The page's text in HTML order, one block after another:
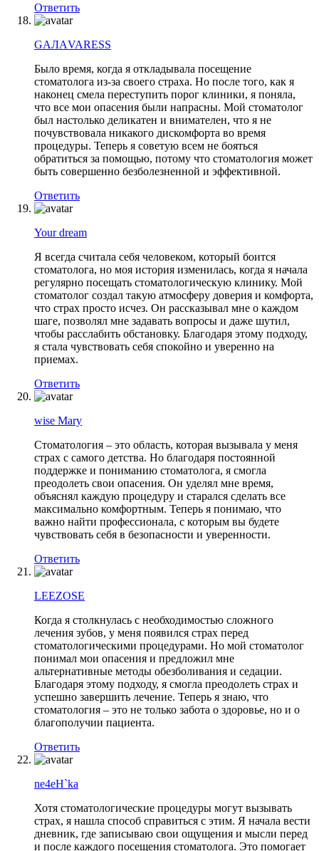
Ответить
GAЛАVARESS
Было время, когда я откладывала посещение
стоматолога из-за своего страха. Но после того, как я
наконец смела переступить порог клиники, я поняла,
что все мои опасения были напрасны. Мой стоматолог
был настолько деликатен и внимателен, что я не
почувствовала никакого дискомфорта во время
процедуры. Теперь я советую всем не бояться
обратиться за помощью, потому что стоматология может
быть совершенно безболезненной и эффективной.
Ответить
Your dream
Я всегда считала себя человеком, который боится
стоматолога, но моя история изменилась, когда я начала
регулярно посещать стоматологическую клинику. Мой
стоматолог создал такую атмосферу доверия и комфорта,
что страх просто исчез. Он рассказывал мне о каждом
шаге, позволял мне задавать вопросы и даже шутил,
чтобы расслабить обстановку. Благодаря этому подходу,
я стала чувствовать себя спокойно и уверенно на
приемах.
Ответить
wise Mary
Стоматология – это область, которая вызывала у меня
страх с самого детства. Но благодаря постоянной
поддержке и пониманию стоматолога, я смогла
преодолеть свои опасения. Он уделял мне время,
объяснял каждую процедуру и старался сделать все
максимально комфортным. Теперь я понимаю, что
важно найти профессионала, с которым вы будете
чувствовать себя в безопасности и уверенности.
Ответить
LEEZOSE
Когда я столкнулась с необходимостью сложного
лечения зубов, у меня появился страх перед
стоматологическими процедурами. Но мой стоматолог
понимал мои опасения и предложил мне
альтернативные методы обезболивания и седации.
Благодаря этому подходу, я смогла преодолеть страх и
успешно завершить лечение. Теперь я знаю, что
стоматология – это не только забота о здоровье, но и о
благополучии пациента.
Ответить
ne4eH`ka
Хотя стоматологические процедуры могут вызывать
страх, я нашла способ справиться с этим. Я начала вести
дневник, где записываю свои ощущения и мысли перед
и после каждого посещения стоматолога. Это помогает